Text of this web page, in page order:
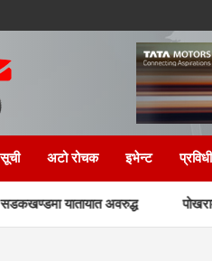
अटो रोचक इभेन्ट प्रविधी
अवरुद्ध पोखरामा खुल्यो